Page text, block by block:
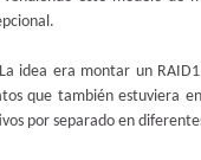
idea era montar un
que también estuviera
por separado en